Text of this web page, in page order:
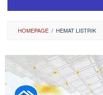
HOMEPAGE / HEMAT LISTRIK